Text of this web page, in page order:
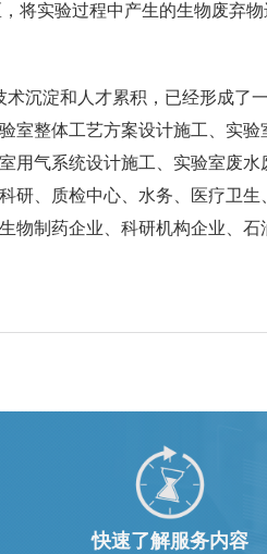
将实验过程中产生的生物废弃物
沉淀和人才累积，已经形成了
室整体工艺方案设计施工、实
用气系统设计施工、实验室废
研、质检中心、水务、医疗卫
物制药企业、科研机构企业、
快速了解服务内容